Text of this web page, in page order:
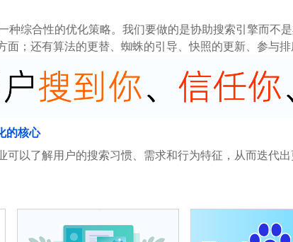
种综合性的优化策略。我们要做的是协助搜索引擎而不
；还有算法的更替、蜘蛛的引导、快照的更新、参与排
的核心
以了解用户的搜索习惯、需求和行为特征，从而迭代出